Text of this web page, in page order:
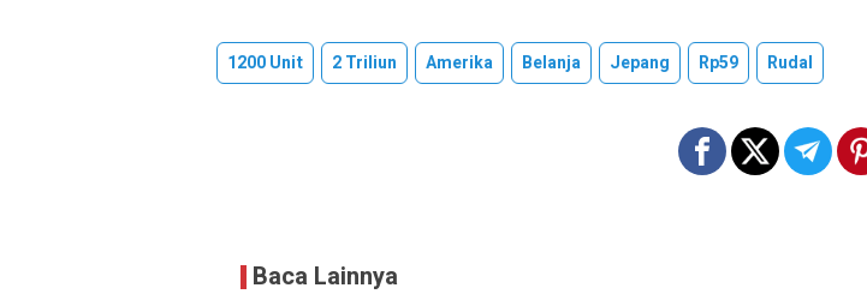
1200 Unit 2 Triliun Amerika Belanja Jepang Rp59 Rudal
Baca Lainnya